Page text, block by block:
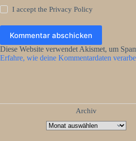
I accept thePrivacy Policy
Kommentar abschicken
Diese Website verwendet Akismet, um
Erfahre, wie deine Kommentardaten
Archiv